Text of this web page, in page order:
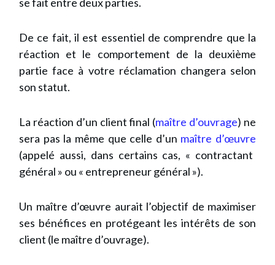
De ce fait, il est essentiel de comprendre que la
réaction et le comportement de la deuxième
partie face à votre réclamation changera selon
son statut.
La réaction d’un client final (maître d’ouvrage) ne
sera pas la même que celle d’un maître d’œuvre
(appelé aussi, dans certains cas, « contractant
général » ou « entrepreneur général »).
Un maître d’œuvre aurait l’objectif de maximiser
ses bénéfices en protégeant les intérêts de son
client (le maître d’ouvrage).